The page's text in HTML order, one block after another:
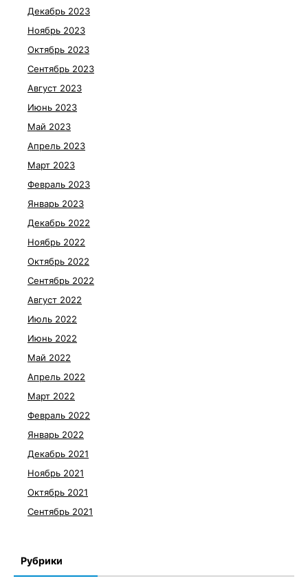
Декабрь 2023
Ноябрь 2023
Октябрь 2023
Сентябрь 2023
Август 2023
Июнь 2023
Май 2023
Апрель 2023
Март 2023
Февраль 2023
Январь 2023
Декабрь 2022
Ноябрь 2022
Октябрь 2022
Сентябрь 2022
Август 2022
Июль 2022
Июнь 2022
Май 2022
Апрель 2022
Март 2022
Февраль 2022
Январь 2022
Декабрь 2021
Ноябрь 2021
Октябрь 2021
Сентябрь 2021
Рубрики